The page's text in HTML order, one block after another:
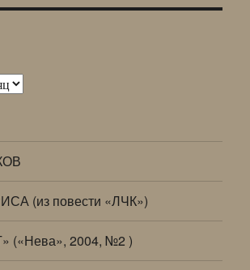
(из повести «ЛЧК»)
(«Нева», 2004, №2 )